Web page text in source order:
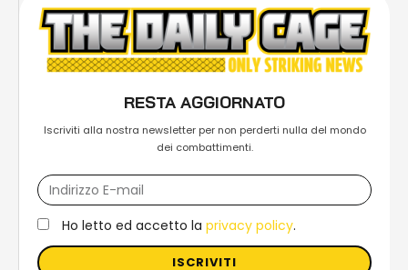
RESTA AGGIORNATO
Iscriviti alla nostra newsletter per non perderti nulla del mondo
dei combattimenti.
Ho letto ed accetto la privacy policy.
ISCRIVITI